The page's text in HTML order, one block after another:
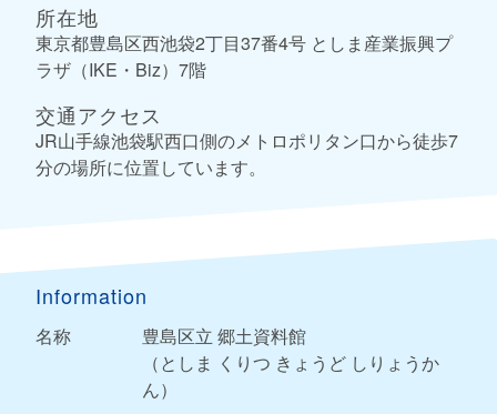
所在地
東京都豊島区西池袋2丁目37番4号 としま産業振興プ
ラザ（IKE・Biz）7階
交通アクセス
JR山手線池袋駅西口側のメトロポリタン口から徒歩7
分の場所に位置しています。
Information
名称
豊島区立 郷土資料館
（としま くりつ きょうど しりょうか
ん）